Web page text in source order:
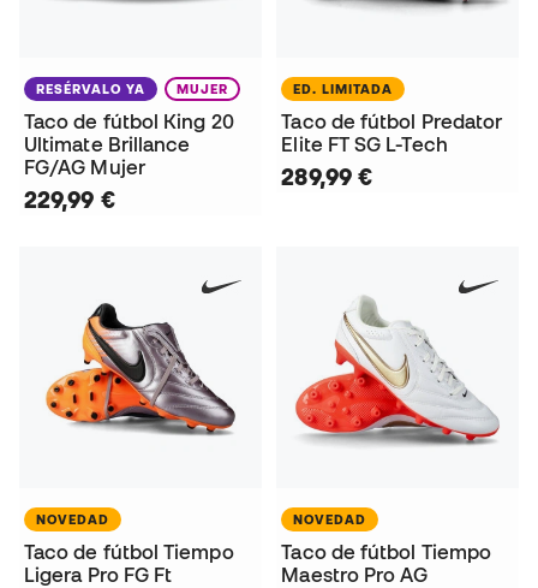
RESÉRVALO YA MUJER
Taco de fútbol King 20
Ultimate Brillance
FG/AG Mujer
229,99 €
ED. LIMITADA
Taco de fútbol Predator
Elite FT SG L-Tech
289,99 €
NOVEDAD
Taco de fútbol Tiempo
Ligera Pro FG Ft
NOVEDAD
Taco de fútbol Tiempo
Maestro Pro AG